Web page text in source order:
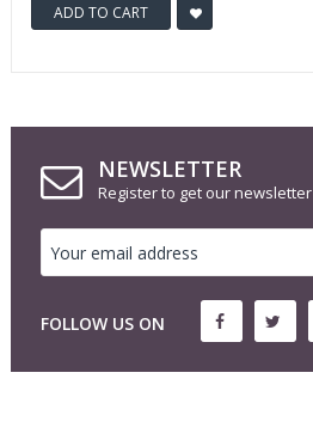
ADD TO CART
NEWSLETTER
Register to get our newsletter
FOLLOW US ON